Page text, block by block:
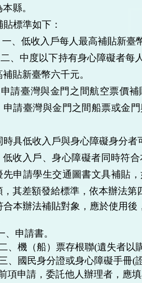
縣。
貼標準如下：
一、低收入戶每人最高補貼新臺
二、中度以下持有身心障礙者每
貼新臺幣六千元。
申請臺灣與金門之間航空票價
申請臺灣與金門之間船票或金
時具低收入戶與身心障礙身分者
低收入戶、身心障礙者同時符
先申請學生交通圖書文具補貼
，其差額發給標準，依本辦法第
合本辦法補貼對象，應於使用後
、申請書。
、機（船）票存根聯(遺失者以
、國民身分證或身心障礙手冊(
項申請，委託他人辦理者，應